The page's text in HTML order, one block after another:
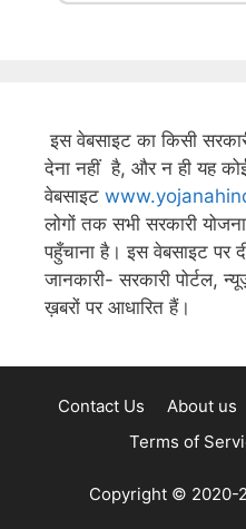
इस वेबसाइट का किसी
देना नहीं है, और न ही यह
वेबसाइट
लोगों तक सभी सरकारी
पहुँचाना है। इस वेबसाइट पर
जानकारी- सरकारी पोर्टल,
ख़बरों पर आधारित हैं।
Contact Us About us
Terms of
Copyright © 2020-